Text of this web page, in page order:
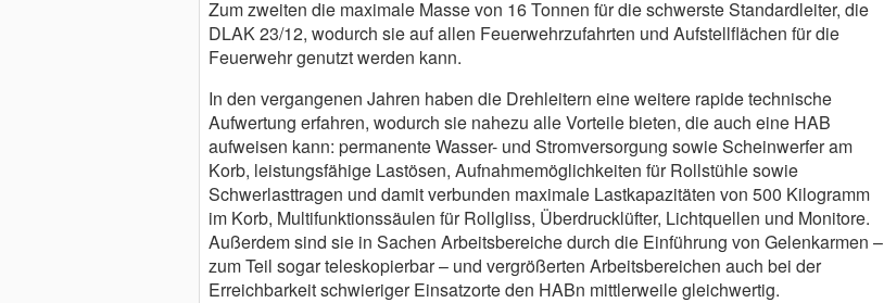
Zum zweiten die maximale Masse von 16 Tonnen für die schwerste Standardleiter, die
DLAK 23/12, wodurch sie auf allen Feuerwehrzufahrten und Aufstellflächen für die
Feuerwehr genutzt werden kann.
In den vergangenen Jahren haben die Drehleitern eine weitere rapide technische
Aufwertung erfahren, wodurch sie nahezu alle Vorteile bieten, die auch eine HAB
aufweisen kann: permanente Wasser- und Stromversorgung sowie Scheinwerfer am
Korb, leistungsfähige Lastösen, Aufnahmemöglichkeiten für Rollstühle sowie
Schwerlasttragen und damit verbunden maximale Lastkapazitäten von 500 Kilogramm
im Korb, Multifunktionssäulen für Rollgliss, Überdrucklüfter, Lichtquellen und Monitore.
Außerdem sind sie in Sachen Arbeitsbereiche durch die Einführung von Gelenkarmen –
zum Teil sogar teleskopierbar – und vergrößerten Arbeitsbereichen auch bei der
Erreichbarkeit schwieriger Einsatzorte den HABn mittlerweile gleichwertig.